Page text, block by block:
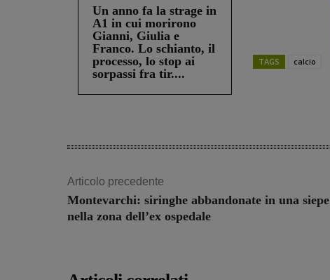
Un anno fa la strage in
A1 in cui morirono
Gianni, Giulia e
Franco. Lo schianto, il
processo, lo stop ai
sorpassi fra tir....
TAGS calcio
Articolo precedente
Montevarchi: siringhe abbandonate in una siepe
nella zona dell’ex ospedale